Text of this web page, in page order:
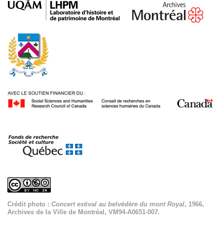
Crédit photo : Concert estival au belvédère du mont Royal, 1966,
Archives de la Ville de Montréal, VM94-A0651-007.